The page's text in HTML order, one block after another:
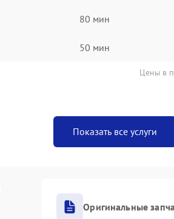
80 мин
50 мин
Цены в
Показать все услуги
Оригинальные